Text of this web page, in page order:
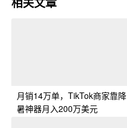
月销14万单，TikTok商家靠降
暑神器月入200万美元